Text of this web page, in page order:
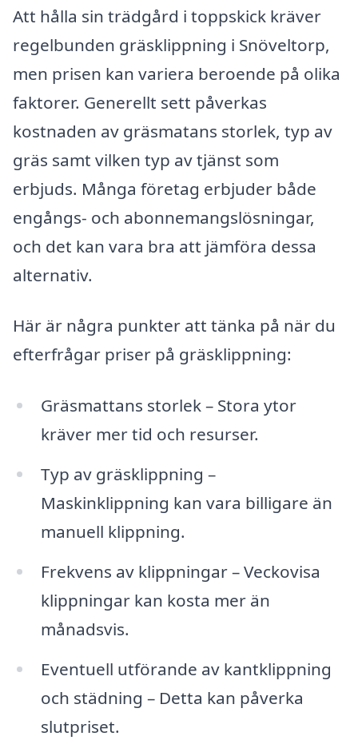
Att hålla sin trädgård i toppskick kräver
regelbunden gräsklippning i Snöveltorp,
men prisen kan variera beroende på olika
faktorer. Generellt sett påverkas
kostnaden av gräsmatans storlek, typ av
gräs samt vilken typ av tjänst som
erbjuds. Många företag erbjuder både
engångs- och abonnemangslösningar,
och det kan vara bra att jämföra dessa
alternativ.
Här är några punkter att tänka på när du
efterfrågar priser på gräsklippning:
Gräsmattans storlek – Stora ytor
kräver mer tid och resurser.
Typ av gräsklippning –
Maskinklippning kan vara billigare än
manuell klippning.
Frekvens av klippningar – Veckovisa
klippningar kan kosta mer än
månadsvis.
Eventuell utförande av kantklippning
och städning – Detta kan påverka
slutpriset.